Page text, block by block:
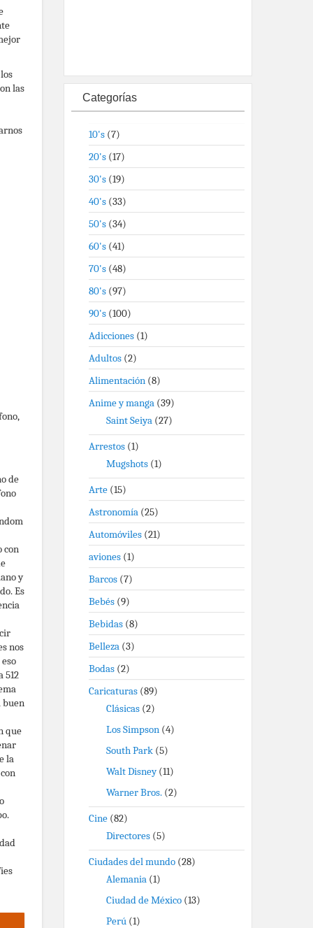
las
de
con
y
Es
nos
512
buen
que
la
Categorías
10's (7)
20's (17)
30's (19)
40's (33)
50's (34)
60's (41)
70's (48)
80's (97)
90's (100)
Adicciones (1)
Adultos (2)
Alimentación (8)
Anime y manga (39)
Saint Seiya (27)
Arrestos (1)
Mugshots (1)
Arte (15)
Astronomía (25)
Automóviles (21)
aviones (1)
Barcos (7)
Bebés (9)
Bebidas (8)
Belleza (3)
Bodas (2)
Caricaturas (89)
Clásicas (2)
Los Simpson (4)
South Park (5)
Walt Disney(11)
Warner Bros. (2)
Cine (82)
Directores (5)
Ciudades del mundo (28)
Alemania (1)
Ciudad de México (13)
Perú (1)